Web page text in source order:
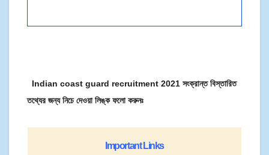
Indian coast guard recruitment 2021 সংক্রান্ত বিস্তারিত
তথ্যের জন্য নিচে দেওয়া লিঙ্ক ফলো করুনঃ
Important Links